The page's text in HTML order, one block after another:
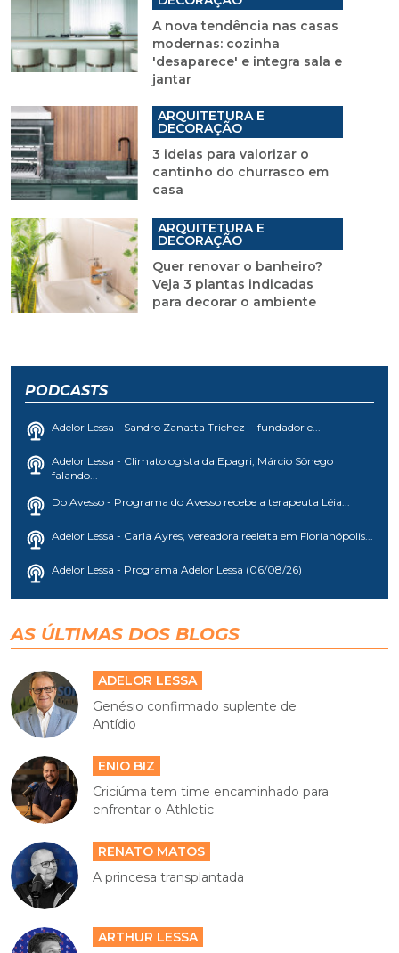
A nova tendência nas casas
modernas: cozinha
'desaparece' e integra sala e
jantar
ARQUITETURA E
DECORAÇÃO
3 ideias para valorizar o
cantinho do churrasco em
casa
ARQUITETURA E
DECORAÇÃO
Quer renovar o banheiro?
Veja 3 plantas indicadas
para decorar o ambiente
PODCASTS
Adelor Lessa - Sandro Zanatta Trichez - fundador e...
Adelor Lessa - Climatologista da Epagri, Márcio Sônego
falando...
Do Avesso - Programa do Avesso recebe a terapeuta Léia...
Adelor Lessa - Carla Ayres, vereadora reeleita em Florianópolis...
Adelor Lessa - Programa Adelor Lessa (06/08/26)
AS ÚLTIMAS DOS BLOGS
ADELOR LESSA
Genésio confirmado suplente de
Antídio
ENIO BIZ
Criciúma tem time encaminhado para
enfrentar o Athletic
RENATO MATOS
A princesa transplantada
ARTHUR LESSA